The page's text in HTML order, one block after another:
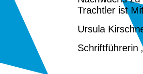
Trachtler ist
Ursula
Schriftführerin